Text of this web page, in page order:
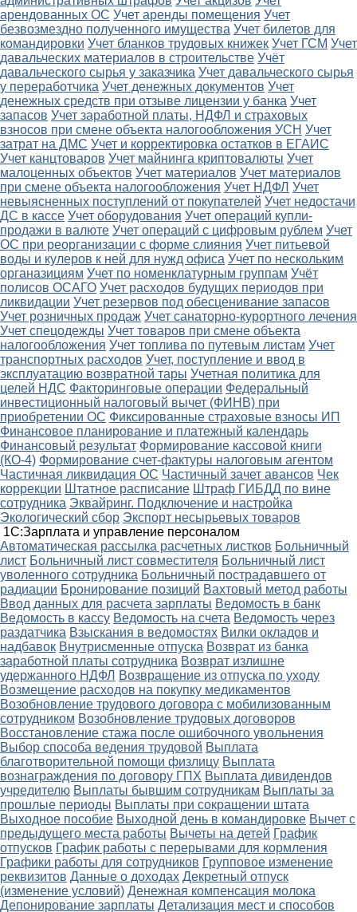
арендованных ОС Учет аренды помещения Учет
безвозмездно полученного имущества Учет билетов для
командировки Учет бланков трудовых книжек Учет ГСМ Учет
давальческих материалов в строительстве Учёт
давальческого сырья у заказчика Учет давальческого сырья
у переработчика Учет денежных документов Учет
денежных средств при отзыве лицензии у банка Учет
запасов Учет заработной платы, НДФЛ и страховых
взносов при смене объекта налогообложения УСН Учет
затрат на ДМС Учет и корректировка остатков в ЕГАИС
Учет канцтоваров Учет майнинга криптовалюты Учет
малоценных объектов Учет материалов Учет материалов
при смене объекта налогообложения Учет НДФЛ Учет
невыясненных поступлений от покупателей Учет недостачи
ДС в кассе Учет оборудования Учет операций купли-
продажи в валюте Учет операций с цифровым рублем Учет
ОС при реорганизации с форме слияния Учет питьевой
воды и кулеров к ней для нужд офиса Учет по нескольким
органазициям Учет по номенклатурным группам Учёт
полисов ОСАГО Учет расходов будущих периодов при
ликвидации Учет резервов под обесценивание запасов
Учет розничных продаж Учет санаторно-курортного лечения
Учет спецодежды Учет товаров при смене объекта
налогообложения Учет топлива по путевым листам Учет
транспортных расходов Учет, поступление и ввод в
эксплуатацию возвратной тары Учетная политика для
целей НДС Факторинговые операции Федеральный
инвестиционный налоговый вычет (ФИНВ) при
приобретении ОС Фиксированные страховые взносы ИП
Финансовое планирование и платежный календарь
Финансовый результат Формирование кассовой книги
(КО-4) Формирование счет-фактуры налоговым агентом
Частичная ликвидация ОС Частичный зачет авансов Чек
коррекции Штатное расписание Штраф ГИБДД по вине
сотрудника Эквайринг. Подключение и настройка
Экологический сбор Экспорт несырьевых товаров
1С:Зарплата и управление персоналом
Автоматическая рассылка расчетных листков Больничный
лист Больничный лист совместителя Больничный лист
уволенного сотрудника Больничный пострадавшего от
радиации Бронирование позиций Вахтовый метод работы
Ввод данных для расчета зарплаты Ведомость в банк
Ведомость в кассу Ведомость на счета Ведомость через
раздатчика Взыскания в ведомостях Вилки окладов и
надбавок Внутрисменные отпуска Возврат из банка
заработной платы сотрудника Возврат излишне
удержанного НДФЛ Возвращение из отпуска по уходу
Возмещение расходов на покупку медикаментов
Возобновление трудового договора с мобилизованным
сотрудником Возобновление трудовых договоров
Восстановление стажа после ошибочного увольнения
Выбор способа ведения трудовой Выплата
благотворительной помощи физлицу Выплата
вознаграждения по договору ГПХ Выплата дивидендов
учредителю Выплаты бывшим сотрудникам Выплаты за
прошлые периоды Выплаты при сокращении штата
Выходное пособие Выходной день в командировке Вычет с
предыдущего места работы Вычеты на детей График
отпусков График работы с перерывами для кормления
Графики работы для сотрудников Групповое изменение
реквизитов Данные о доходах Декретный отпуск
(изменение условий) Денежная компенсация молока
Депонирование зарплаты Детализация мест и способов